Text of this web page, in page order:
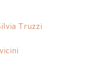
Truzzi